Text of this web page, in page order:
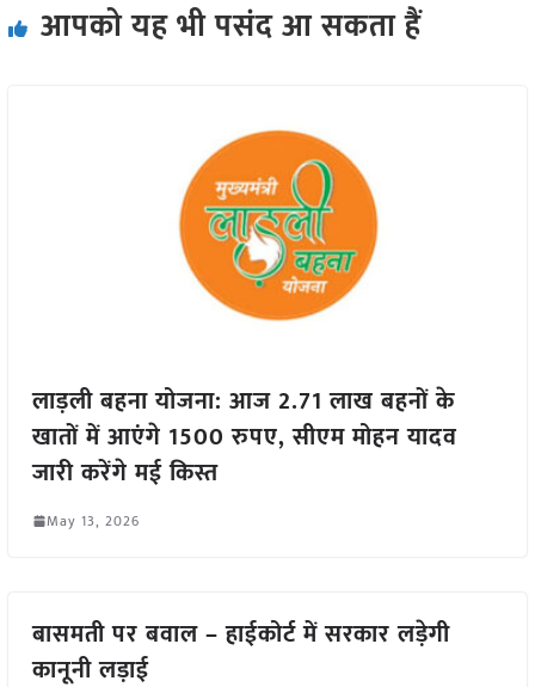
आपको यह भी पसंद आ सकता हैं
लाड़ली बहना योजना: आज 2.71 लाख बहनों के
खातों में आएंगे 1500 रुपए, सीएम मोहन यादव
जारी करेंगे मई किस्त
May 13, 2026
बासमती पर बवाल – हाईकोर्ट में सरकार लड़ेगी
कानूनी लड़ाई